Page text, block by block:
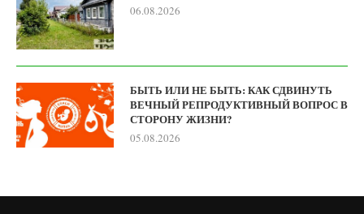
06.08.2026
БЫТЬ ИЛИ НЕ БЫТЬ: КАК СДВИНУТЬ
ВЕЧНЫЙ РЕПРОДУКТИВНЫЙ ВОПРОС В
СТОРОНУ ЖИЗНИ?
05.08.2026